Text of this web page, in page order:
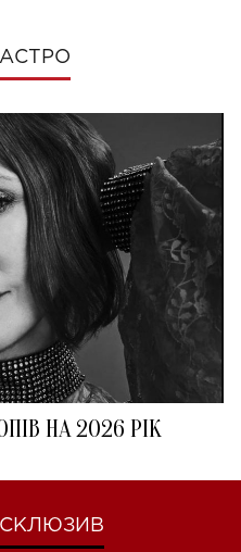
АСТРО
НА 2026 РІК